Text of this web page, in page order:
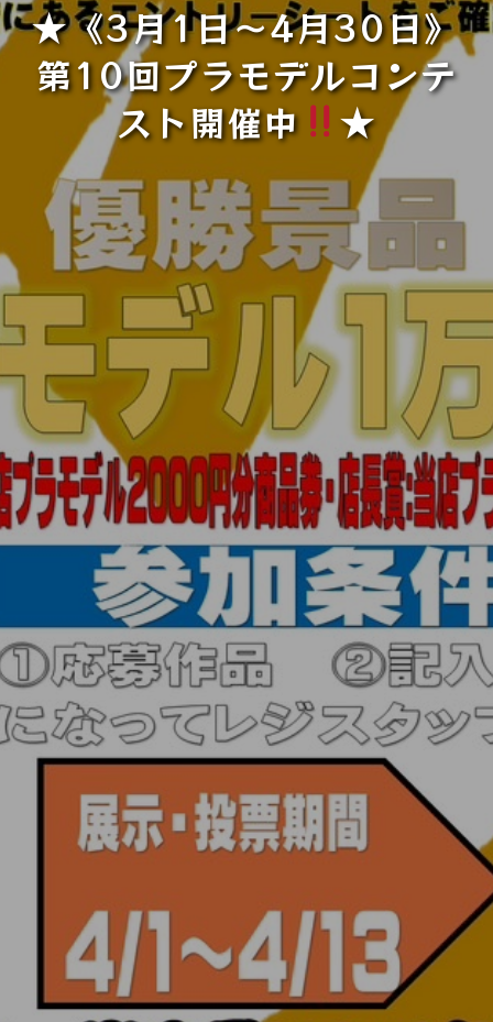
★《3月1日～4月30日》
第10回プラモデルコンテ
スト開催中
★